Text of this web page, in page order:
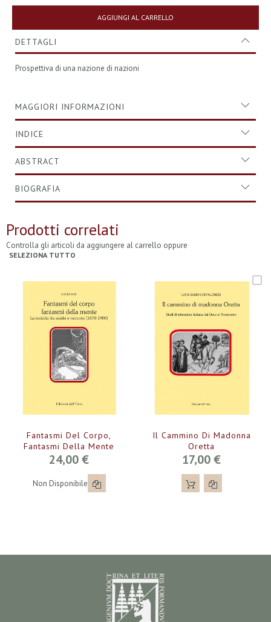
AGGIUNGI AL CARRELLO
DETTAGLI
Prospettiva di una nazione di nazioni
MAGGIORI INFORMAZIONI
INDICE
ABSTRACT
BIOGRAFIA
Prodotti correlati
Controlla gli articoli da aggiungere al carrello oppure
SELEZIONA TUTTO
Fantasmi Del Corpo,
Fantasmi Della Mente
24,00 €
Non Disponibile
Il Cammino Di Madonna
Oretta
17,00 €